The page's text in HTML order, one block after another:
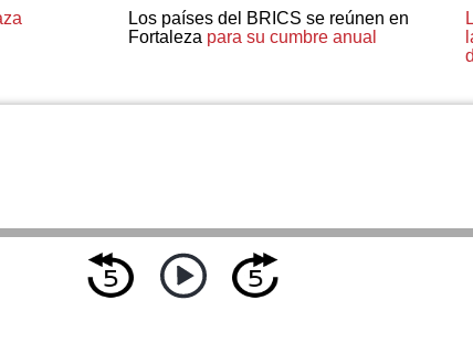
Los países del BRICS se reúnen en
Fortaleza para su cumbre anual